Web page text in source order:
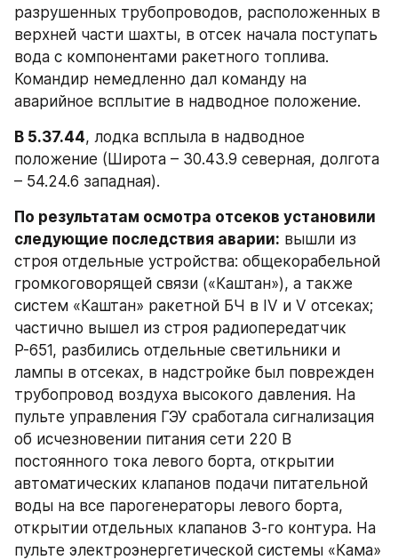
разрушенных трубопроводов, расположенных в
верхней части шахты, в отсек начала поступать
вода с компонентами ракетного топлива.
Командир немедленно дал команду на
аварийное всплытие в надводное положение.
В 5.37.44, лодка всплыла в надводное
положение (Широта – 30.43.9 северная, долгота
– 54.24.6 западная).
По результатам осмотра отсеков установили
следующие последствия аварии: вышли из
строя отдельные устройства: общекорабельной
громкоговорящей связи («Каштан»), а также
систем «Каштан» ракетной БЧ в IV и V отсеках;
частично вышел из строя радиопередатчик
Р-651, разбились отдельные светильники и
лампы в отсеках, в надстройке был поврежден
трубопровод воздуха высокого давления. На
пульте управления ГЭУ сработала сигнализация
об исчезновении питания сети 220 В
постоянного тока левого борта, открытии
автоматических клапанов подачи питательной
воды на все парогенераторы левого борта,
открытии отдельных клапанов 3-го контура. На
пульте электроэнергетической системы «Кама»